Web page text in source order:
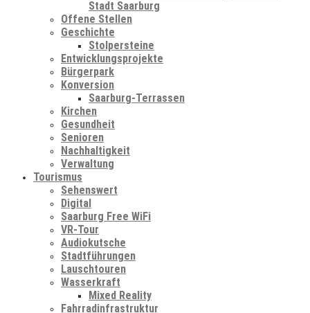
Stadt Saarburg
Offene Stellen
Geschichte
Stolpersteine
Entwicklungsprojekte
Bürgerpark
Konversion
Saarburg-Terrassen
Kirchen
Gesundheit
Senioren
Nachhaltigkeit
Verwaltung
Tourismus
Sehenswert
Digital
Saarburg Free WiFi
VR-Tour
Audiokutsche
Stadtführungen
Lauschtouren
Wasserkraft
Mixed Reality
Fahrradinfrastruktur